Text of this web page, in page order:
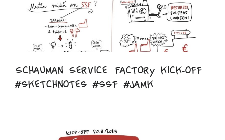
Schauman Service Factory kick-off
#sketchnotes #ssf #jamk